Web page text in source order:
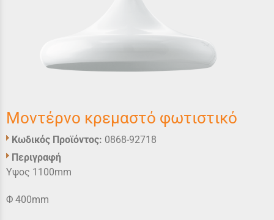
Μοντέρνο κρεμαστό φωτιστικό
Κωδικός Προϊόντος: 0868-92718
Περιγραφή
Υψος 1100mm
Φ 400mm